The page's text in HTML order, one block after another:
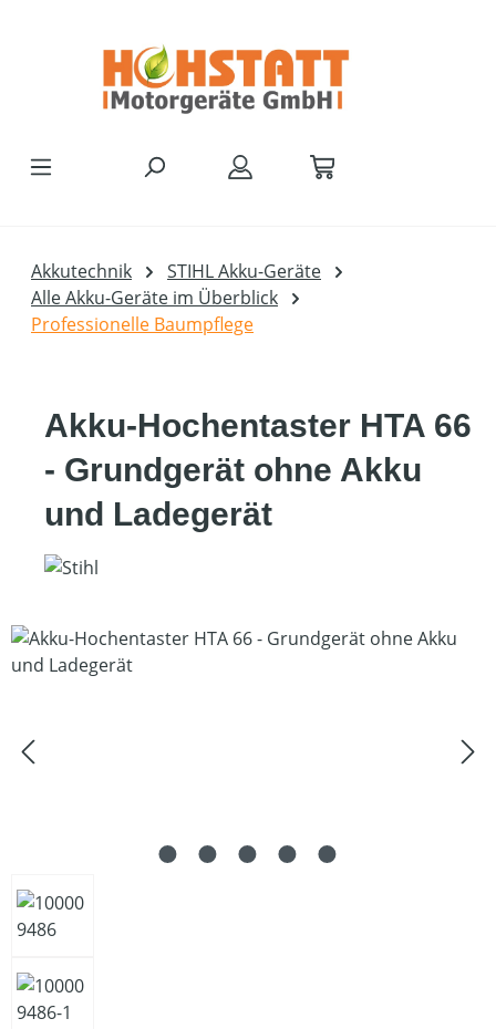
Akkutechnik
STIHL Akku-Geräte
Alle Akku-Geräte im Überblick
Professionelle Baumpflege
Akku-Hochentaster HTA 66
- Grundgerät ohne Akku
und Ladegerät
Bildergalerie überspringen